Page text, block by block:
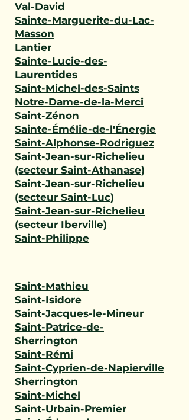
Val-David
Sainte-Marguerite-du-Lac-
Masson
Lantier
Sainte-Lucie-des-
Laurentides
Saint-Michel-des-Saints
Notre-Dame-de-la-Merci
Saint-Zénon
Sainte-Émélie-de-l'Énergie
Saint-Alphonse-Rodriguez
Saint-Jean-sur-Richelieu
(secteur Saint-Athanase)
Saint-Jean-sur-Richelieu
(secteur Saint-Luc)
Saint-Jean-sur-Richelieu
(secteur Iberville)
Saint-Philippe
Saint-Mathieu
Saint-Isidore
Saint-Jacques-le-Mineur
Saint-Patrice-de-
Sherrington
Saint-Rémi
Saint-Cyprien-de-Napierville
Sherrington
Saint-Michel
Saint-Urbain-Premier